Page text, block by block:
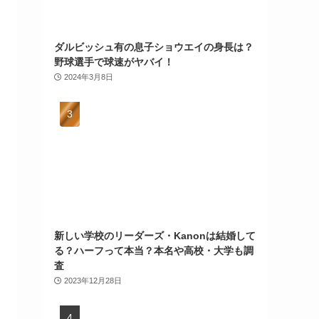
ダルビッシュ有の息子ショウエイの身長は？
野球選手で球速がヤバイ！
2024年3月8日
新しい学校のリーダーズ・Kanonは結婚して
る？ハーフって本当？本名や高校・大学も調
査
2023年12月28日